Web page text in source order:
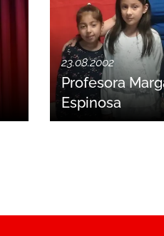
23.08.2002
Profesora
Espinosa